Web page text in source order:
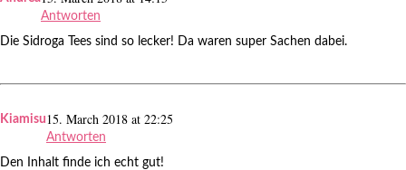
Antworten
Die Sidroga Tees sind so lecker! Da waren super Sachen dabei.
Kiamisu15. March 2018 at 22:25
Antworten
Den Inhalt finde ich echt gut!